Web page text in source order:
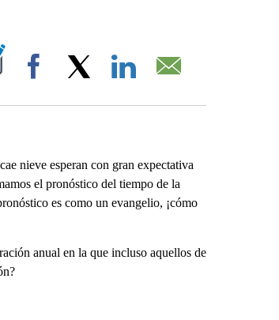
"".
Facebook
nieve esperan con gran expectativa
el pronóstico del tiempo de la
es como un evangelio, ¡cómo
anual en la que incluso aquellos de